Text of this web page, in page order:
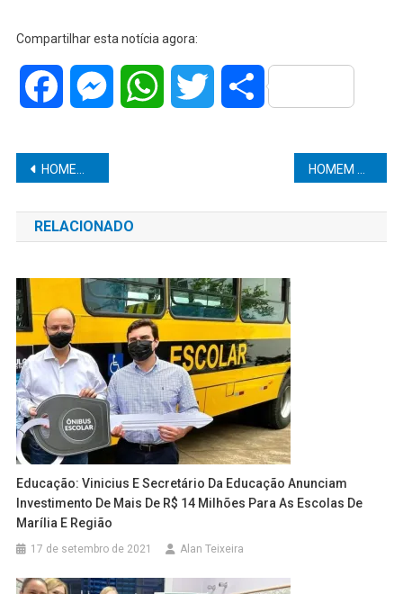
Compartilhar esta notícia agora:
Facebook MessengerWhatsAppTwitter Share
Navegação
de
Post
HOMEM É ASSASSINADO NA ZONA OESTE DE MARÍLIA NESTA MADRUGADA. DIG INVESTIGA O CASO. HOMEM QUE TENTOU MATAR EX-ESPOSA E FILHA DE 2 ANOS EM OCAUÇU VAI A JULGAMENTO NESTA QUINTA-FEIRA
RELACIONADO
Educação: Vinicius E Secretário Da Educação Anunciam
Investimento De Mais De R$ 14 Milhões Para As Escolas De
Marília E Região
17 de setembro de 2021 Alan Teixeira